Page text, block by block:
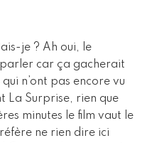
je ? Ah oui, le
parler car ça gacherait
n’ont pas encore vu
La Surprise, rien que
minutes le film vaut le
ne rien dire ici